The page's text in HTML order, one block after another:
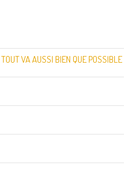
VA AUSSI BIEN QUE POSSIBLE